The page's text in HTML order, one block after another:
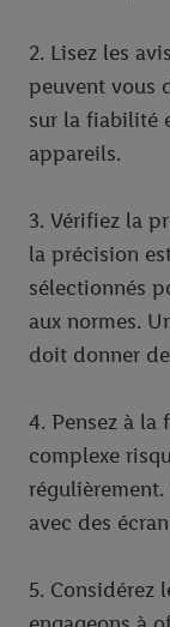
2. Lisez les
peuvent vous
sur la fiabilité
appareils.
3. Vérifiez la
la précision
sélectionnés
aux normes.
doit donner
4. Pensez à
complexe
avec des
5. Considérez